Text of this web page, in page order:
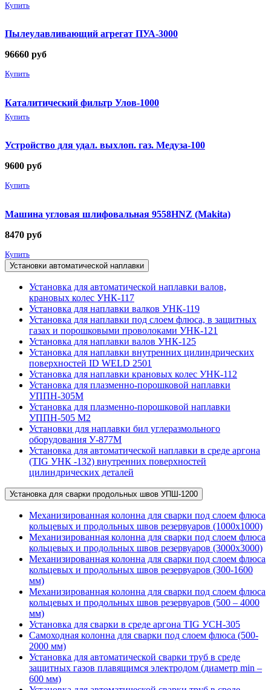
Купить
Пылеулавливающий агрегат ПУА-3000
96660 руб
Купить
Каталитический фильтр Улов-1000
Купить
Устройство для удал. выхлоп. газ. Медуза-100
9600 руб
Купить
Машина угловая шлифовальная 9558HNZ (Makita)
8470 руб
Купить
Установки автоматической наплавки
Установка для автоматической наплавки валов,
крановых колес УНК-117
Установка для наплавки валков УНК-119
Установка для наплавки под слоем флюса, в защитных
газах и порошковыми проволоками УНК-121
Установка для наплавки валов УНК-125
Установка для наплавки внутренних цилиндрических
поверхностей ID WELD 2501
Установка для наплавки крановых колес УНК-112
Установка для плазменно-порошковой наплавки
УППН-305М
Установка для плазменно-порошковой наплавки
УППН-505 М2
Установки для наплавки бил углеразмольного
оборудования У-877М
Установка для автоматической наплавки в среде аргона
(TIG УНК -132) внутренних поверхностей
цилиндрических деталей
Установка для сварки продольных швов УПШ-1200
Механизированная колонна для сварки под слоем флюса
кольцевых и продольных швов резервуаров (1000х1000)
Механизированная колонна для сварки под слоем флюса
кольцевых и продольных швов резервуаров (3000х3000)
Механизированная колонна для сварки под слоем флюса
кольцевых и продольных швов резервуаров (300-1600
мм)
Механизированная колонна для сварки под слоем флюса
кольцевых и продольных швов резервуаров (500 – 4000
мм)
Установка для сварки в среде аргона TIG УСН-305
Самоходная колонна для сварки под слоем флюса (500-
2000 мм)
Установка для автоматической сварки труб в среде
защитных газов плавящимся электродом (диаметр min –
600 мм)